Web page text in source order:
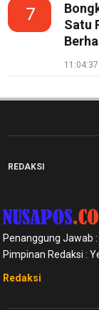
7
Satu
REDAKSI
Penanggung Jawab
Pimpinan Redaksi :
Redaksi